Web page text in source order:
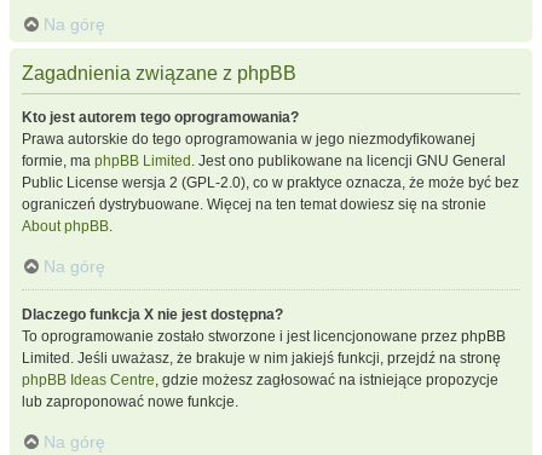
Na górę
Zagadnienia związane z phpBB
Kto jest autorem tego oprogramowania?
Prawa autorskie do tego oprogramowania w jego niezmodyfikowanej
formie, ma phpBB Limited . Jest ono publikowane na licencji GNU General
Public License wersja 2 (GPL-2.0), co w praktyce oznacza, że może być bez
ograniczeń dystrybuowane. Więcej na ten temat dowiesz się na stronie
About phpBB.
Na górę
Dlaczego funkcja X nie jest dostępna?
To oprogramowanie zostało stworzone i jest licencjonowane przez phpBB
Limited. Jeśli uważasz, że brakuje w nim jakiejś funkcji, przejdź na stronę
phpBB Ideas Centre, gdzie możesz zagłosować na istniejące propozycje
lub zaproponować nowe funkcje.
Na górę